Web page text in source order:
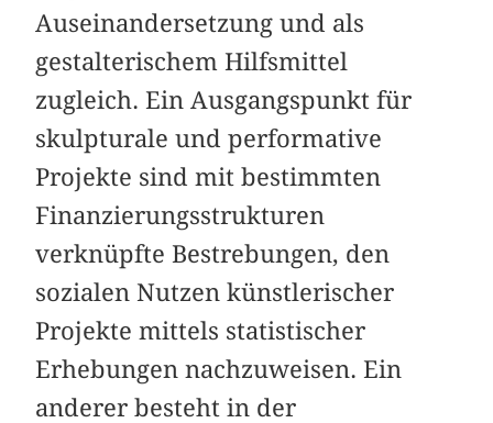
Auseinandersetzung und als
gestalterischem Hilfsmittel
zugleich. Ein Ausgangspunkt für
skulpturale und performative
Projekte sind mit bestimmten
Finanzierungsstrukturen
verknüpfte Bestrebungen, den
sozialen Nutzen künstlerischer
Projekte mittels statistischer
Erhebungen nachzuweisen. Ein
anderer besteht in der